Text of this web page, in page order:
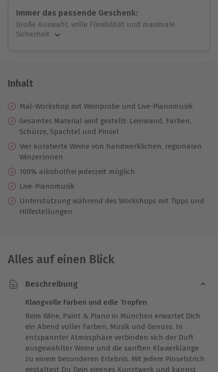
Immer das passende Geschenk:
Große Auswahl, volle Flexibilität und maximale
Sicherheit
Jeder Gutschein für alle Erlebnisse einlösbar.
10 Jahre gültig & verlängerbar.
Inhalt
Mal-Workshop mit Weinprobe und Live-Pianomusik
Gesamtes Material wird gestellt: Leinwand, Farben,
Schürze, Spachtel und Pinsel
Vier kuratierte Weine von handwerklichen, regionalen
Winzer:innen
100% alkoholfrei jederzeit möglich
Live-Pianomusik
Unterstützung während des Workshops mit Tipps und
Hilfestellungen
Alles auf einen Blick
Beschreibung
Klangvolle Farben und edle Tropfen
Beim Wine, Paint & Piano in München erwartet Dich
ein Abend voller Farben, Musik und Genuss. In
entspannter Atmosphäre verbinden sich der Duft
ausgewählter Weine und die sanften Klavierklänge
zu einem besonderen Erlebnis. Mit jedem Pinselstrich
gestaltest Du Dein eigenes Kunstwerk und kannst